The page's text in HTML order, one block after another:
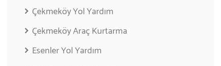
Çekmeköy Yol Yardım
Çekmeköy Araç Kurtarma
Esenler Yol Yardım